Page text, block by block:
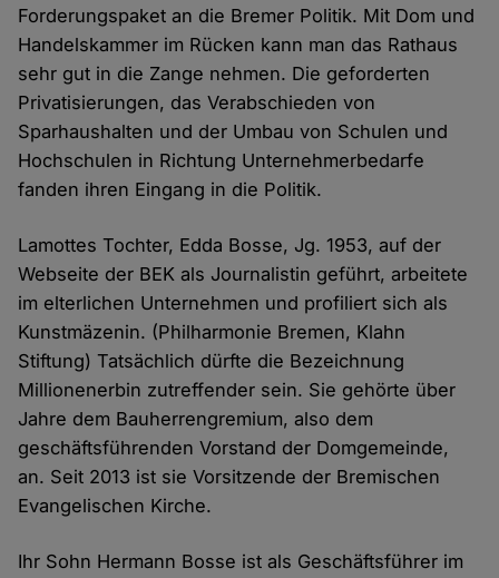
Forderungspaket an die Bremer Politik. Mit Dom und
Handelskammer im Rücken kann man das Rathaus
sehr gut in die Zange nehmen. Die geforderten
Privatisierungen, das Verabschieden von
Sparhaushalten und der Umbau von Schulen und
Hochschulen in Richtung Unternehmerbedarfe
fanden ihren Eingang in die Politik.
Lamottes Tochter, Edda Bosse, Jg. 1953, auf der
Webseite der BEK als Journalistin geführt, arbeitete
im elterlichen Unternehmen und profiliert sich als
Kunstmäzenin. (Philharmonie Bremen, Klahn
Stiftung) Tatsächlich dürfte die Bezeichnung
Millionenerbin zutreffender sein. Sie gehörte über
Jahre dem Bauherrengremium, also dem
geschäftsführenden Vorstand der Domgemeinde,
an. Seit 2013 ist sie Vorsitzende der Bremischen
Evangelischen Kirche.
Ihr Sohn Hermann Bosse ist als Geschäftsführer im